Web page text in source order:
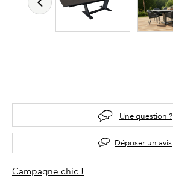
Une question ?
Déposer un avis
Campagne chic !